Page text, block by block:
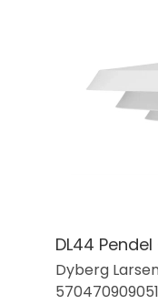
DL44
Dyberg